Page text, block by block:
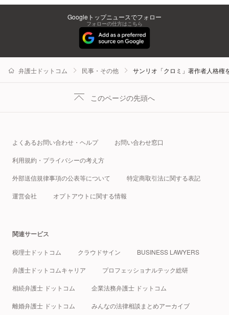
Googleトップニュースでフォロー
フォローの仕方はこちら
弁護士ドットコム 民事・その他 サンリオ「クロミ」著作者人格
このページの先頭へ
よくあるお問い合わせ・ヘルプ お問い合わせ窓口
利用規約・プライバシーの考え方
外部送信規律事項の公表等について 特定商取引法に関する表記
運営会社 オプトアウトに関する情報
関連サービス
税理士ドットコム クラウドサイン BUSINESS LAWYERS
弁護士ドットコムキャリア プロフェッショナルテック総研
相続弁護士 ドットコム 企業法務弁護士 ドットコム
離婚弁護士 ドットコム みんなの法律相談まとめアーカイブ